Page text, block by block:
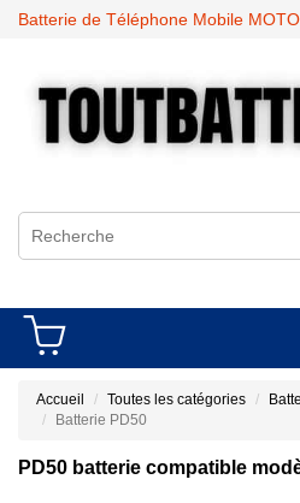
Batterie de Téléphone Mobile
Accueil Toutes les catégories
Batterie PD50
PD50 batterie compatible